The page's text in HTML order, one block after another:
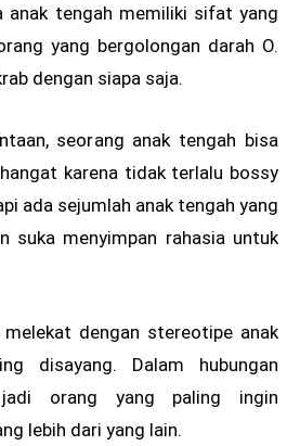
anak tengah memiliki sifat yang
yang bergolongan darah O.
dengan siapa saja.
seorang anak tengah bisa
karena tidak terlalu bossy
ada sejumlah anak tengah yang
suka menyimpan rahasia untuk
dengan stereotipe anak
disayang. Dalam hubungan
orang yang paling ingin
lebih dari yang lain.